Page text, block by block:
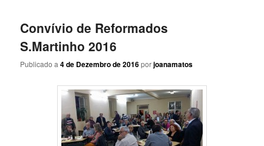
Convívio de Reformados
S.Martinho 2016
Publicado a4 de Dezembro de 2016porjoanamatos